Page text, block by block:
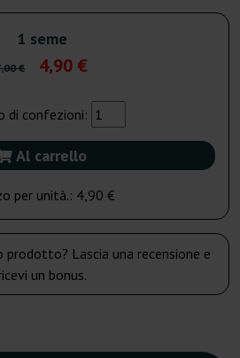
1 seme
€ 4,90 €
di confezioni:
Al carrello
per unità.: 4,90 €
prodotto? Lascia una recensione e
un bonus.